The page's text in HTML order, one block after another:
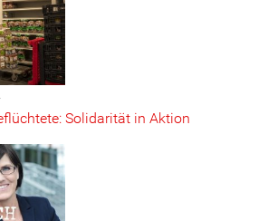
Solidarität in Aktion